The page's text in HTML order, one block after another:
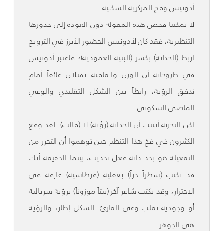
أدونيس وفخ المركزية الشكلية
لا يمكننا فحص هذه المقولة دون العودة إلى جذورها
التنظيرية، فقد كان لأدونيس الحضور الأبرز في الترويج
لربط (الحداثة) بكسر (البنية العمودية)؛ فاعتبر أدونيس
في طروحاته أن الوزن والقافية يمثلان عائقاً أمام
تدفق الرؤية، رابطاً بين الشكل التقليدي والوعي
الماضي السكوني.
لكن التجربة أثبتت أن الحداثة (رؤية) لا (قالب). لقد وقع
الكثيرون في فخ هذا التنظير حين توهموا أن التحرر من
التفعيلة هو بحد ذاته فعل تحديث، بينما الحقيقة أنك
قد تكتب (سطراً حراً) بعقلية (قرطاسية) غارقة في
الاجترار، وقد يكتب شاعر آخر (بيتاً موزوناً) برؤية سريالية
أو وجودية تقلب وعي القارئ. الشكل إطار، والرؤية
هي الجوهر.